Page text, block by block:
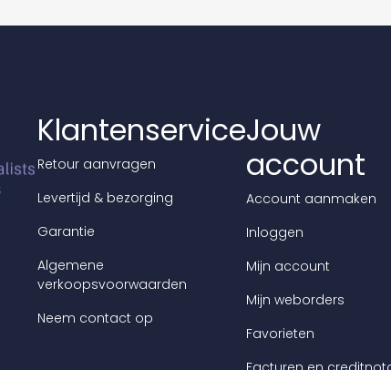
Klantenservice
Retour aanvragen
Levertijd & bezorging
Garantie
Algemene
verkoopsvoorwaarden
Neem contact op
Jouw
account
Account aanmaken
Inloggen
Mijn account
Mijn weborders
Favorieten